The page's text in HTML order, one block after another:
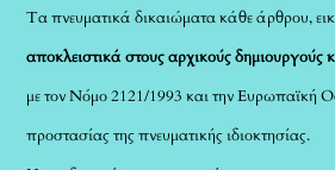
Τα πνευματικά δικαιώματα κάθε άρθρου,
αποκλειστικά στους αρχικούς δημιουργούς
με τον Νόμο 2121/1993 και την Ευρωπαϊκή
προστασίας της πνευματικής ιδιοκτησίας.